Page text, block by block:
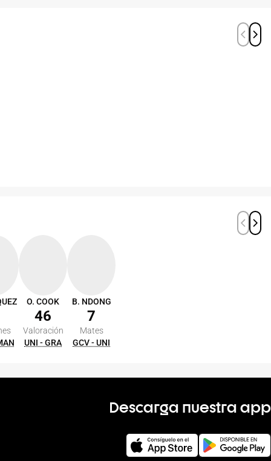
O. COOK
46
Valoración
UNI - GRA
B. NDONG
7
Mates
GCV - UNI
Descarga nuestra app